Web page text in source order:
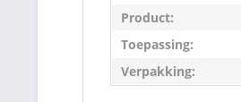
Product:
Toepassing:
Verpakking: